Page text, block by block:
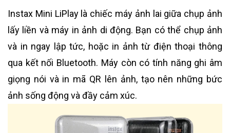
Instax Mini LiPlay là chiếc máy ảnh lai giữa chụp ảnh
lấy liền và máy in ảnh di động. Bạn có thể chụp ảnh
và in ngay lập tức, hoặc in ảnh từ điện thoại thông
qua kết nối Bluetooth. Máy còn có tính năng ghi âm
giọng nói và in mã QR lên ảnh, tạo nên những bức
ảnh sống động và đầy cảm xúc.